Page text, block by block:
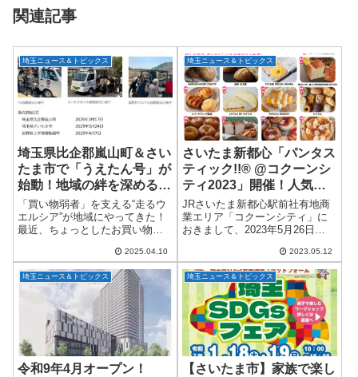
関連記事
埼玉ニュース＆トピックス
埼玉県比企郡嵐山町＆さい
たま市で「うえたん号」が
始動！地域の絆を深める移
動販売サービス
「買い物弱者」を支える“走るウ
エルシア”が地域にやってきた！
最近、ちょっとしたお買い物で
に応えるべく、ウエルシア薬局
が移動販売車「うえたん号」を
スタートさせました！ 2025年3
月より、埼...
2025.04.10
埼玉ニュース＆トピックス
さいたま新都心「パンタス
ティック!!® @コクーンシ
ティ2023」開催！人気パ
ン屋さんなど総勢64店舗
が大集結！5月26日～6月4
日
JRさいたま新都心駅前社有地商
業エリア「コクーンシティ」に
おきまして、2023年5月26日
間、大好評のセレクト型パンフ
ェス「パンタスティック!!® ＠コ
クーンシティ2023」を開催しま
す...
2023.05.12
埼玉ニュース＆トピックス
令和9年4月オープン！
埼玉ニュース＆トピックス
【さいたま市】家族で楽し